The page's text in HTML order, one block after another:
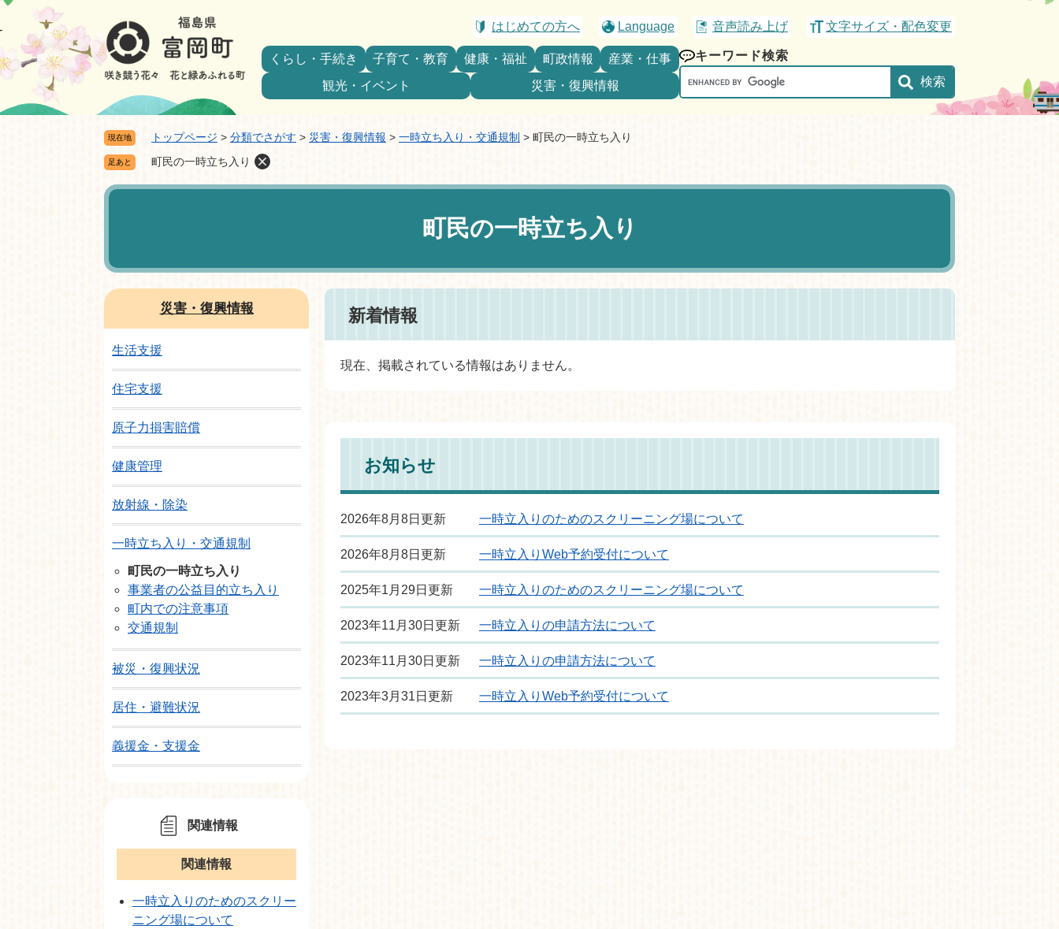
ペ
ー
の
メ
ニ
ー
はじめての方へ Language 音声読み上げ 文字サイズ・配色変更
くらし・手続き 子育て・教育 健康・福祉 町政情報
産業・仕事
観光・イベント
災害・復興情報
キーワード検索
Google
カ
索
現在地 トップページ > 分類でさがす > 災害・復興情報 > 一時立ち入り・交通規制 > 町民の一時立ち入り
足あと 町民の一時立ち入り
町民の一時立ち入り
新着情報
現在、掲載されている情報はありません。
お知らせ
2026年8月8日更新 一時立入りのためのスクリーニング場について
2026年8月8日更新 一時立入りWeb予約受付について
2025年1月29日更新 一時立入りのためのスクリーニング場について
2023年11月30日更新 一時立入りの申請方法について
2023年11月30日更新 一時立入りの申請方法について
2023年3月31日更新 一時立入りWeb予約受付について
災害・復興情報
生活支援
住宅支援
原子力損害賠償
健康管理
放射線・除染
一時立ち入り・交通規制
町民の一時立ち入り
事業者の公益目的立ち入り
町内での注意事項
交通規制
被災・復興状況
居住・避難状況
義援金・支援金
関連情報
関連情報
一時立入りのためのスクリー
ニング場について